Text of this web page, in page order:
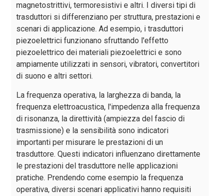
magnetostrittivi, termoresistivi e altri. I diversi tipi di
trasduttori si differenziano per struttura, prestazioni e
scenari di applicazione. Ad esempio, i trasduttori
piezoelettrici funzionano sfruttando l'effetto
piezoelettrico dei materiali piezoelettrici e sono
ampiamente utilizzati in sensori, vibratori, convertitori
di suono e altri settori.
La frequenza operativa, la larghezza di banda, la
frequenza elettroacustica, l'impedenza alla frequenza
di risonanza, la direttività (ampiezza del fascio di
trasmissione) e la sensibilità sono indicatori
importanti per misurare le prestazioni di un
trasduttore. Questi indicatori influenzano direttamente
le prestazioni del trasduttore nelle applicazioni
pratiche. Prendendo come esempio la frequenza
operativa, diversi scenari applicativi hanno requisiti